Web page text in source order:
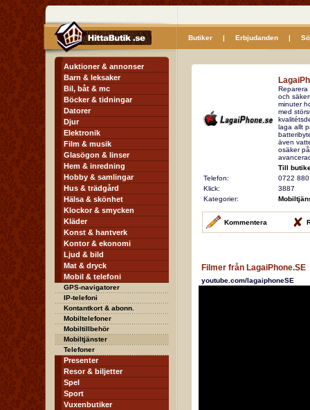
Butiker| Erbjudanden|
Auktioner & annonser
Barn & leksaker
Bil, båt & mc
Böcker & tidningar
Datorer
Djur
Elektronik
Film & musik
Glasögon & linser
Hem & inredning
Hobby & samlingar
Hus & trädgård
Hälsa & skönhet
Klockor & smycken
Kläder
Konst & hantverk
Kontor & ekonomi
Ljud & bild
Mat & dryck
Mobil & telefoni
GPS-navigatorer
IP-telefoni
Kontantkort & abonn.
Mobiltelefoner
Mobiltillbehör
Mobiltjänster
Telefoner
Presenter
Resor & biljetter
Spel
Sport
Vuxenbutiker
och
minuter
med
laga allt
även
osäker
Till
Telefon:
0722
Klick:
3887
Kategorier:
Kommentera
Filmer från LagaiPhone.SE
youtube.com/lagaiphoneSE